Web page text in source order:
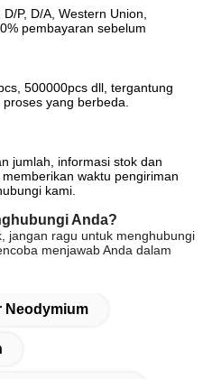
P, D/A, Western Union,
pembayaran sebelum
500000pcs dll, tergantung
yang berbeda.
jumlah, informasi stok dan
waktu pengiriman
kami.
Anda?
jangan ragu untuk menghubungi
menjawab Anda dalam
Neodymium